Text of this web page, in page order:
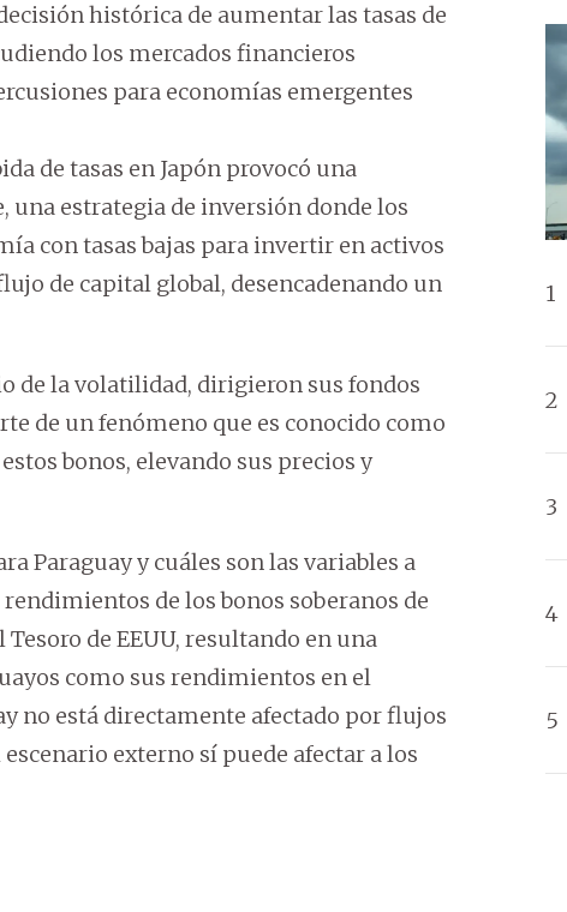
histórica de aumentar las tasas de
los mercados financieros
para economías emergentes
de tasas en Japón provocó una
una estrategia de inversión donde los
con tasas bajas para invertir en activos
de capital global, desencadenando un
de la volatilidad, dirigieron sus fondos
de un fenómeno que es conocido como
bonos, elevando sus precios y
Paraguay y cuáles son las variables a
de los bonos soberanos de
de EEUU, resultando en una
como sus rendimientos en el
no está directamente afectado por flujos
externo sí puede afectar a los